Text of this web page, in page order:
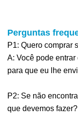
Perguntas
P1: Quero comprar
A: Você pode
para que eu lhe
P2: Se não
que devemos fazer?